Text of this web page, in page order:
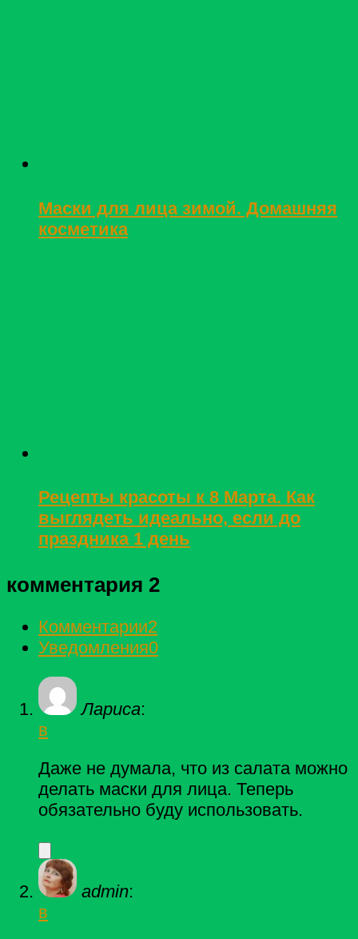
Маски для лица зимой. Домашняя
косметика
Рецепты красоты к 8 Марта. Как
выглядеть идеально, если до
праздника 1 день
комментария 2
Комментарии2
Уведомления0
Лариса:
в
Даже не думала, что из салата можно
делать маски для лица. Теперь
обязательно буду использовать.
admin:
в